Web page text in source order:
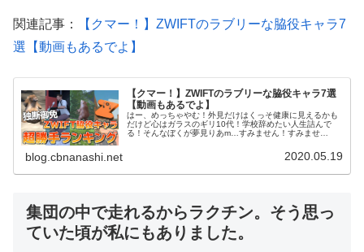
関連記事：
【クマー！】ZWIFTのラブリーな脇役キャラ7
選【動画もあるでよ】
【クマー！】ZWIFTのラブリーな脇役キャラ7選
【動画もあるでよ】
はー、めっちゃやむ！外見だけはくっそ健康に見えるかも
だけど心はガラスのギリ10代！学校辞めたい人生詰んで
る！そんなぼくが夢見りあm…すみません！すみませ
blog.cbnanashi.net 2020.05.19
集団の中で走れるからラクチン。そう思っ
ていた頃が私にもありました。